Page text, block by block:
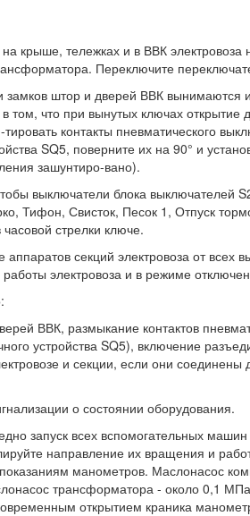
на крыше, тележках и в ВВК
Переключите
замков штор и дверей ВВК вынимаются
том, что при вынутых ключах
контакты пневматического
SQ5, поверните их на 90° и
зашунтиро-вано).
выключатели блока выключателей
Тифон, Свисток, Песок 1, Отпуск
стрелки ключе.
аппаратов секций электровоза от
электровоза и в режиме
ВВК, размыкание контактов
устройства SQ5), включение
и секции, если они
о состоянии оборудования.
запуск всех вспомогательных
направление их вращения и
манометров. Маслонасос
трансформатора - около 0,1
открытием краника